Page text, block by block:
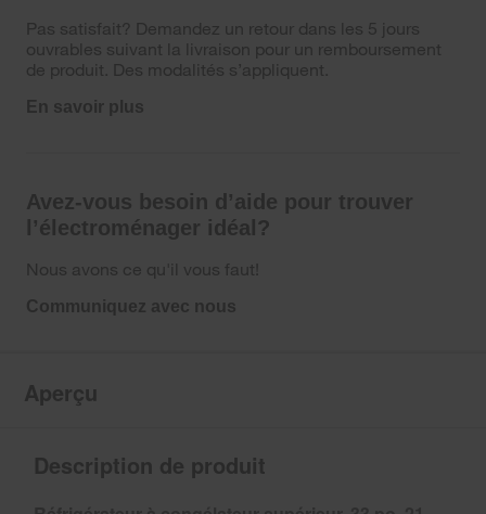
Pas satisfait? Demandez un retour dans les 5 jours
ouvrables suivant la livraison pour un remboursement
de produit. Des modalités s’appliquent.
En savoir plus
Avez-vous besoin d’aide pour trouver
l’électroménager idéal?
Nous avons ce qu'il vous faut!
Communiquez avec nous
Aperçu
Description de produit